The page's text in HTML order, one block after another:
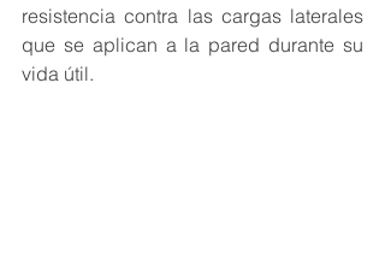
resistencia contra las cargas laterales
que se aplican a la pared durante su
vida útil.